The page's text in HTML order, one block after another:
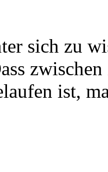
sich zu
ist,